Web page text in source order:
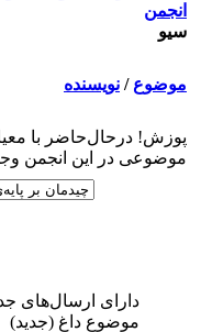
انجمن
سيو
موضوع / نویسنده
پوزش! درحال‌حاضر با
موضوعی در این انجمن
دارای ارسال‌های
موضوع داغ (جدید‌)